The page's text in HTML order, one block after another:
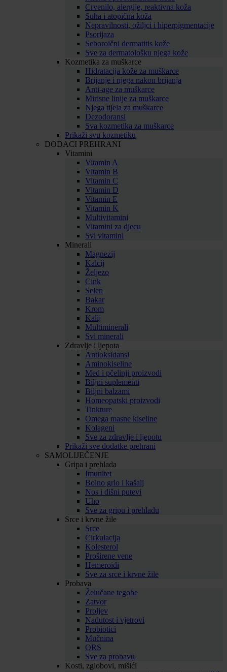
Crvenilo, alergije, reaktivna koža
Suha i atopična koža
Nepravilnosti, ožiljci i hiperpigmentacije
Psorijaza
Seboroični dermatitis kože
Sve za dermatološku njega kože
Kozmetika za muškarce
Hidratacija kože za muškarce
Brijanje i njega nakon brijanja
Anti-age za muškarce
Mirisne linije za muškarce
Njega tijela za muškarce
Dezodoransi
Sva kozmetika za muškarce
Prikaži svu kozmetiku
DODACI PREHRANI
Vitamini
Vitamin A
Vitamin B
Vitamin C
Vitamin D
Vitamin E
Vitamin K
Multivitamini
Vitamini za djecu
Svi vitamini
Minerali
Magnezij
Kalcij
Željezo
Cink
Selen
Bakar
Krom
Kalij
Multiminerali
Svi minerali
Zdravlje i ljepota
Antioksidansi
Aminokiseline
Med i pčelinji proizvodi
Biljni suplementi
Biljni balzami
Homeopatski proizvodi
Tinkture
Omega masne kiseline
Kolageni
Sve za zdravlje i ljepotu
Prikaži sve dodatke prehrani
SAMOLIJEČENJE
Gripa i prehlada
Imunitet
Bolno grlo i kašalj
Nos i dišni putevi
Uho
Sve za gripu i prehladu
Srce i krvne žile
Srce
Cirkulacija
Kolesterol
Proširene vene
Hemeroidi
Sve za srce i krvne žile
Probava
Želučane tegobe
Zatvor
Proljev
Nadutost i vjetrovi
Probiotici
Mučnina
ORS
Sve za probavu
Kosti, zglobovi, mišići